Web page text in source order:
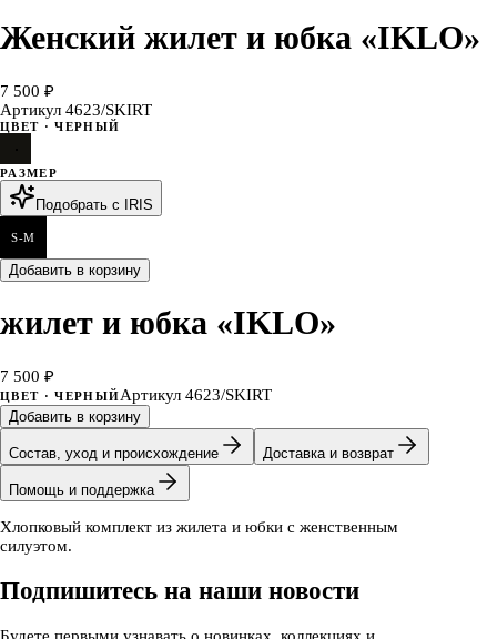
Женский жилет и юбка «IKLO»
7 500 ₽
Артикул 4623/SKIRT
ЦВЕТ · ЧЕРНЫЙ
РАЗМЕР
Подобрать с IRIS
S-M
Добавить в корзину
жилет и юбка «IKLO»
7 500 ₽
ЦВЕТ · ЧЕРНЫЙАртикул 4623/SKIRT
Добавить в корзину
Состав, уход и происхождение Доставка и возврат
Помощь и поддержка
Хлопковый комплект из жилета и юбки с женственным
силуэтом.
Подпишитесь на наши новости
Будете первыми узнавать о новинках, коллекциях и